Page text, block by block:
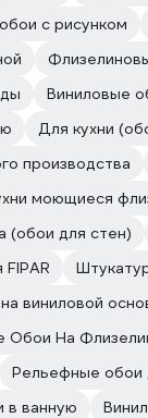
с рисунком
Виниловые
Для кухни
производства
моющиеся
(обои для стен)
виниловой
Обои На
Рельефные обои
в ванную